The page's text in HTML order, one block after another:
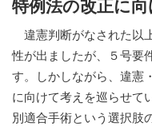
特例法の改正に向
違憲判断がなされた以
性が出ましたが、５号要
す。しかしながら、違憲
に向けて考えを巡らせて
別適合手術という選択肢